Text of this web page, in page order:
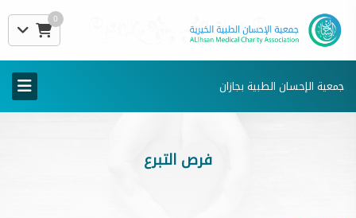
0
جمعية الإحسان الطبية بجازان
فرص التبرع